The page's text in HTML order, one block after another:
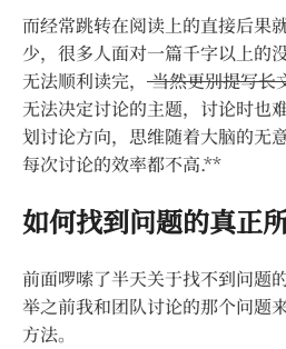
而经常跳转在阅读上的直接后果
少，很多人面对一篇千字以上的
无法顺利读完， 当然更别提写长
无法决定讨论的主题，讨论时也
划讨论方向，思维随着大脑的无
每次讨论的效率都不高.**
如何找到问题的真正
前面啰嗦了半天关于找不到问题
举之前我和团队讨论的那个问题
方法。